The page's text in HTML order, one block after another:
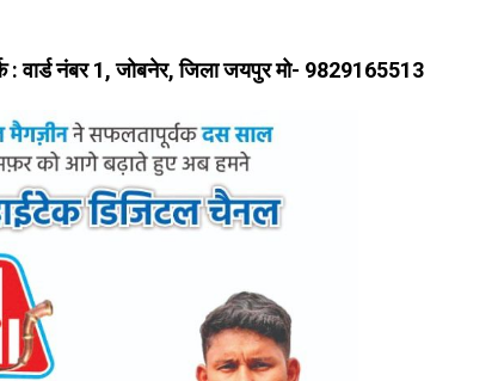
नंबर 1, जोबनेर, जिला जयपुर मो- 9829165513